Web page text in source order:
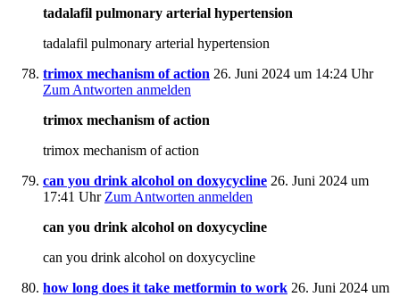
tadalafil pulmonary arterial hypertension
tadalafil pulmonary arterial hypertension
trimox mechanism of action 26. Juni 2024 um 14:24 Uhr
Zum Antworten anmelden
trimox mechanism of action
trimox mechanism of action
can you drink alcohol on doxycycline 26. Juni 2024 um
17:41 Uhr Zum Antworten anmelden
can you drink alcohol on doxycycline
can you drink alcohol on doxycycline
how long does it take metformin to work 26. Juni 2024 um